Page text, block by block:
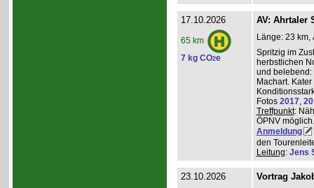
17.10.2026
65 km
7 kg CO2e
AV: Ahrtaler
Länge: 23 km,
Spritzig im
herbstlichen
und
Machart.
Fotos 2017,
Treffpunkt:
ÖPNV möglich.
Anmeldung
den
Leitung: Jens
23.10.2026 Vortrag